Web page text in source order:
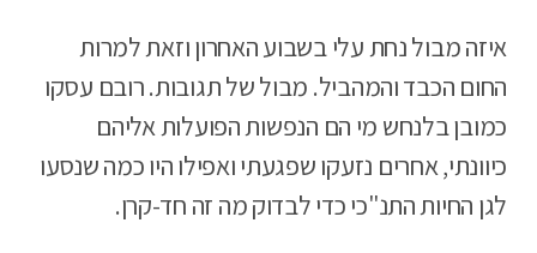
איזה מבול נחת עלי בשבוע האחרון וזאת למרות
החום הכבד והמהביל. מבול של תגובות. רובם עסקו
כמובן בלנחש מי הם הנפשות הפועלות אליהם
כיוונתי, אחרים נזעקו שפגעתי ואפילו היו כמה שנסעו
לגן החיות התנ"כי כדי לבדוק מה זה חד-קרן.